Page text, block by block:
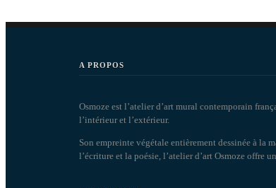
A PROPOS
Osmoze est l’atelier d’art mural contemporain
l’intérieur et l’extérieur.
Son empreinte végétale entièrement dessinée à la
l’écriture et la poésie, l’atelier d’art Osmoze offre